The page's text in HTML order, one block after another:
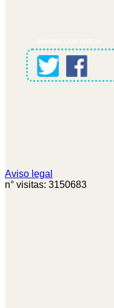
Aviso legal
n° visitas: 3150683